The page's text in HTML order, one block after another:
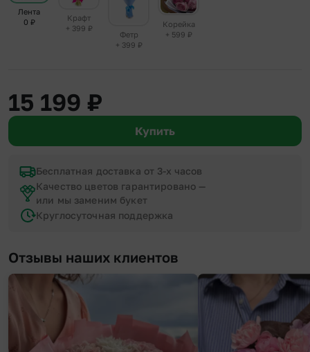
Лента
0 ₽
Крафт
+ 399 ₽
Фетр
+ 399 ₽
Корейка
+ 599 ₽
15 199 ₽
Купить
Бесплатная доставка от 3-х часов
Качество цветов гарантировано —
или мы заменим букет
Круглосуточная поддержка
Отзывы наших клиентов